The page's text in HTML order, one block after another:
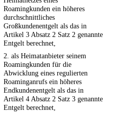
Roamingkunden ein höheres
durchschnittliches
Großkundenentgelt als das in
Artikel 3 Absatz 2 Satz 2 genannte
Entgelt berechnet,
2. als Heimatanbieter seinem
Roamingkunden für die
Abwicklung eines regulierten
Roaminganrufs ein höheres
Endkundenentgelt als das in
Artikel 4 Absatz 2 Satz 3 genannte
Entgelt berechnet,